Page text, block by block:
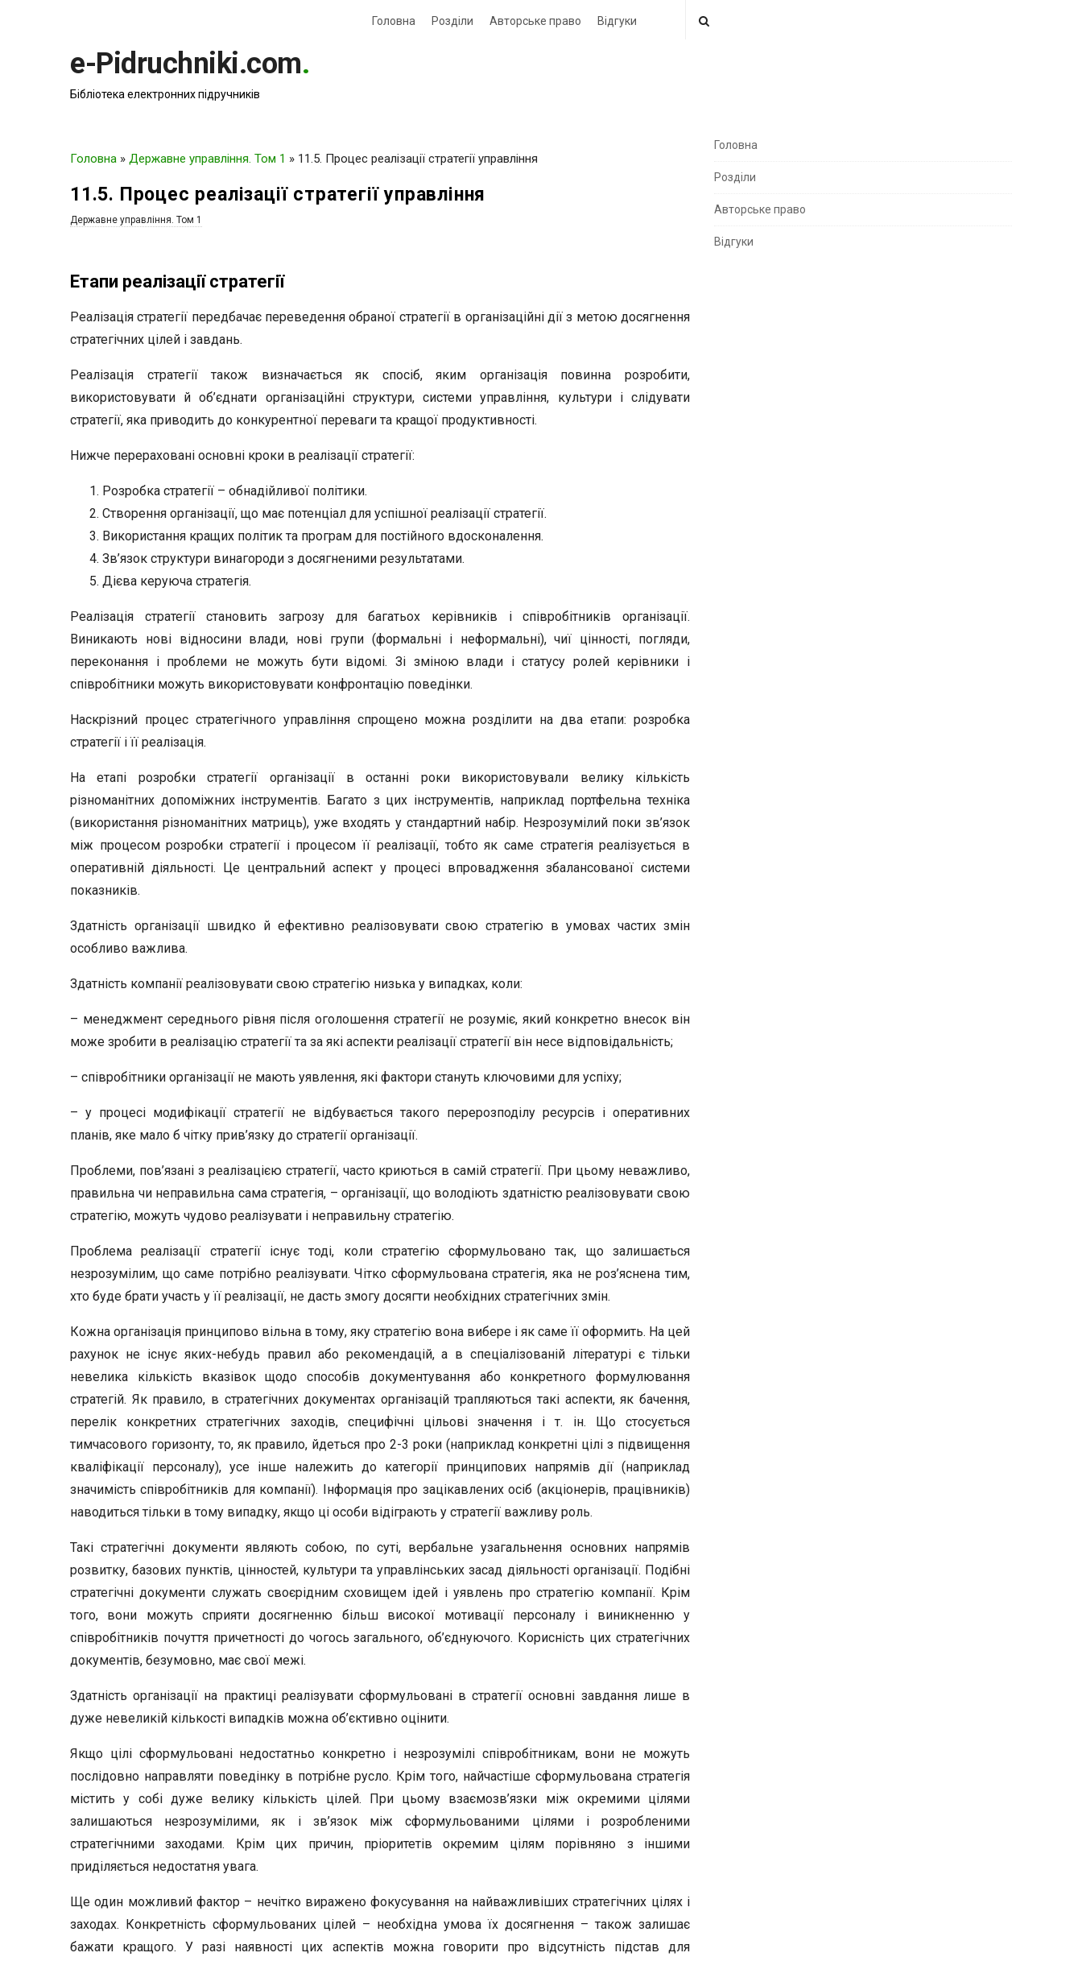
Головна Розділи Авторське право Відгуки
e-Pidruchniki.com.
Бібліотека електронних підручників
Головна » Державне управління. Том 1 » 11.5. Процес реалізації стратегії управління
11.5. Процес реалізації стратегії управління
Державне управління. Том 1
Етапи реалізації стратегії
Реалізація стратегії передбачає переведення обраної стратегії в організаційні дії з метою досягнення
стратегічних цілей і завдань.
Реалізація стратегії також визначається як спосіб, яким організація повинна розробити,
використовувати й об’єднати організаційні структури, системи управління, культури і слідувати
стратегії, яка приводить до конкурентної переваги та кращої продуктивності.
Нижче перераховані основні кроки в реалізації стратегії:
Розробка стратегії – обнадійливої політики.
Створення організації, що має потенціал для успішної реалізації стратегії.
Використання кращих політик та програм для постійного вдосконалення.
Зв’язок структури винагороди з досягненими результатами.
Дієва керуюча стратегія.
Реалізація стратегії становить загрозу для багатьох керівників і співробітників організації.
Виникають нові відносини влади, нові групи (формальні і неформальні), чиї цінності, погляди,
переконання і проблеми не можуть бути відомі. Зі зміною влади і статусу ролей керівники і
співробітники можуть використовувати конфронтацію поведінки.
Наскрізний процес стратегічного управління спрощено можна розділити на два етапи: розробка
стратегії і її реалізація.
На етапі розробки стратегії організації в останні роки використовували велику кількість
різноманітних допоміжних інструментів. Багато з цих інструментів, наприклад портфельна техніка
(використання різноманітних матриць), уже входять у стандартний набір. Незрозумілий поки зв’язок
між процесом розробки стратегії і процесом її реалізації, тобто як саме стратегія реалізується в
оперативній діяльності. Це центральний аспект у процесі впровадження збалансованої системи
показників.
Здатність організації швидко й ефективно реалізовувати свою стратегію в умовах частих змін
особливо важлива.
Здатність компанії реалізовувати свою стратегію низька у випадках, коли:
– менеджмент середнього рівня після оголошення стратегії не розуміє, який конкретно внесок він
може зробити в реалізацію стратегії та за які аспекти реалізації стратегії він несе відповідальність;
– співробітники організації не мають уявлення, які фактори стануть ключовими для успіху;
– у процесі модифікації стратегії не відбувається такого перерозподілу ресурсів і оперативних
планів, яке мало б чітку прив’язку до стратегії організації.
Проблеми, пов’язані з реалізацією стратегії, часто криються в самій стратегії. При цьому неважливо,
правильна чи неправильна сама стратегія, – організації, що володіють здатністю реалізовувати свою
стратегію, можуть чудово реалізувати і неправильну стратегію.
Проблема реалізації стратегії існує тоді, коли стратегію сформульовано так, що залишається
незрозумілим, що саме потрібно реалізувати. Чітко сформульована стратегія, яка не роз’яснена тим,
хто буде брати участь у її реалізації, не дасть змогу досягти необхідних стратегічних змін.
Кожна організація принципово вільна в тому, яку стратегію вона вибере і як саме її оформить. На цей
рахунок не існує яких-небудь правил або рекомендацій, а в спеціалізованій літературі є тільки
невелика кількість вказівок щодо способів документування або конкретного формулювання
стратегій. Як правило, в стратегічних документах організацій трапляються такі аспекти, як бачення,
перелік конкретних стратегічних заходів, специфічні цільові значення і т. ін. Що стосується
тимчасового горизонту, то, як правило, йдеться про 2-3 роки (наприклад конкретні цілі з підвищення
кваліфікації персоналу), усе інше належить до категорії принципових напрямів дії (наприклад
значимість співробітників для компанії). Інформація про зацікавлених осіб (акціонерів, працівників)
наводиться тільки в тому випадку, якщо ці особи відіграють у стратегії важливу роль.
Такі стратегічні документи являють собою, по суті, вербальне узагальнення основних напрямів
розвитку, базових пунктів, цінностей, культури та управлінських засад діяльності організації. Подібні
стратегічні документи служать своєрідним сховищем ідей і уявлень про стратегію компанії. Крім
того, вони можуть сприяти досягненню більш високої мотивації персоналу і виникненню у
співробітників почуття причетності до чогось загального, об’єднуючого. Корисність цих стратегічних
документів, безумовно, має свої межі.
Здатність організації на практиці реалізувати сформульовані в стратегії основні завдання лише в
дуже невеликій кількості випадків можна об’єктивно оцінити.
Якщо цілі сформульовані недостатньо конкретно і незрозумілі співробітникам, вони не можуть
послідовно направляти поведінку в потрібне русло. Крім того, найчастіше сформульована стратегія
містить у собі дуже велику кількість цілей. При цьому взаємозв’язки між окремими цілями
залишаються незрозумілими, як і зв’язок між сформульованими цілями і розробленими
стратегічними заходами. Крім цих причин, пріоритетів окремим цілям порівняно з іншими
приділяється недостатня увага.
Ще один можливий фактор – нечітко виражено фокусування на найважливіших стратегічних цілях і
заходах. Конкретність сформульованих цілей – необхідна умова їх досягнення – також залишає
бажати кращого. У разі наявності цих аспектів можна говорити про відсутність підстав для
S
e
S
Головна
Розділи
Авторське право
Відгуки